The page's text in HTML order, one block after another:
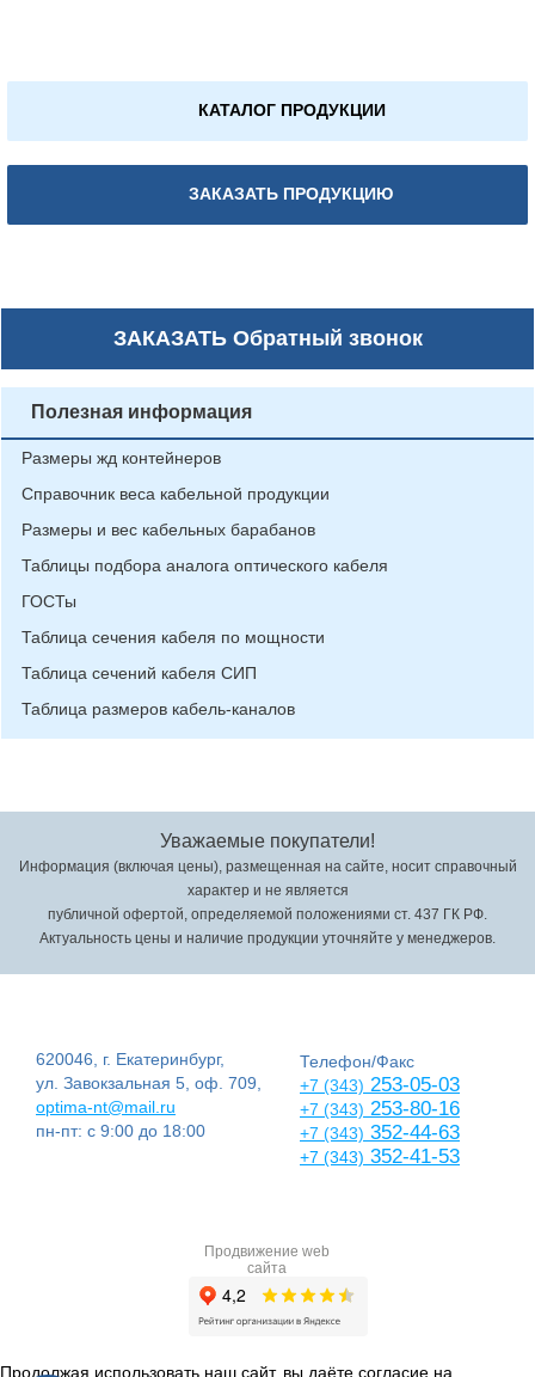
КАТАЛОГ ПРОДУКЦИИ
ЗАКАЗАТЬ ПРОДУКЦИЮ
ЗАКАЗАТЬОбратный звонок
Полезная информация
Размеры жд контейнеров
Справочник веса кабельной продукции
Размеры и вес кабельных барабанов
Таблицы подбора аналога оптического кабеля
ГОСТы
Таблица сечения кабеля по мощности
Таблица сечений кабеля СИП
Таблица размеров кабель-каналов
Уважаемые покупатели!
Информация (включая цены), размещенная на сайте, носит справочный
характер и не является
публичной офертой, определяемой положениями ст. 437 ГК РФ.
Актуальность цены и наличие продукции уточняйте у менеджеров.
620046, г. Екатеринбург,
ул. Завокзальная 5, оф. 709,
optima-nt@mail.ru
пн-пт: с 9:00 до 18:00
Телефон/Факс
+7 (343) 253-05-03
+7 (343) 253-80-16
+7 (343) 352-44-63
+7 (343) 352-41-53
Продвижение web
сайта
Продолжая использовать наш сайт, вы даёте согласие на